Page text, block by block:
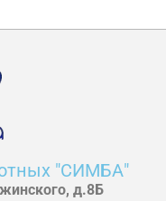
"СИМБА"
д.8Б